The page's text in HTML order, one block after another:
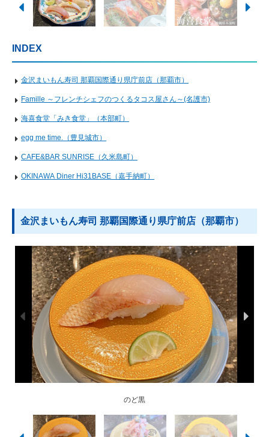
INDEX
金沢まいもん寿司 那覇国際通り県庁前店（那覇市）
Famille ～フレンチシェフのつくるタコス屋さん～(名護市)
海喜食堂「みき食堂」（本部町）
egg me time.（豊見城市）
CAFE&BAR SUNRISE（久米島町）
OKINAWA Diner Hi31BASE（嘉手納町）
金沢まいもん寿司 那覇国際通り県庁前店（那覇市）
のど黒
かにがんこ盛り
「焼き一生」謹製 煮うなぎ「金鰻（きんまん）」
海鮮宝箱軍艦
琉球まいもん6貫盛
ゴーヤスパムロール